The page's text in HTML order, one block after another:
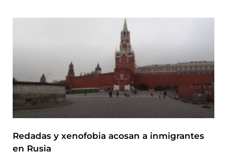
Redadas y xenofobia acosan a inmigrantes
en Rusia